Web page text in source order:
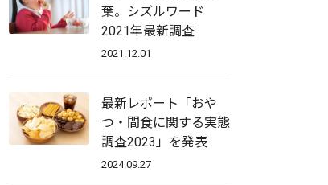
葉。シズルワード
2021年最新調査
2021.12.01
最新レポート「おや
つ・間食に関する実態
調査2023」を発表
2024.09.27